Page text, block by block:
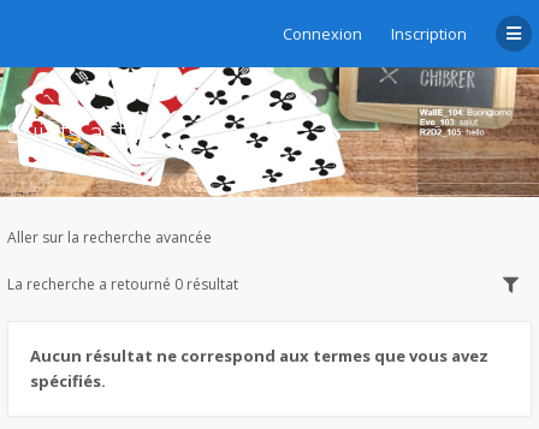
Connexion Inscription
Sujets actifs
Aller sur la recherche avancée
La recherche a retourné 0 résultat
Aucun résultat ne correspond aux termes que vous avez
spécifiés.